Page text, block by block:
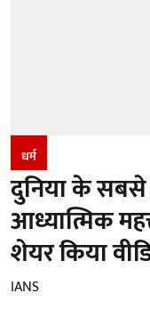
धर्म
दुनिया के
आध्यात्मिक
शेयर किया
IANS